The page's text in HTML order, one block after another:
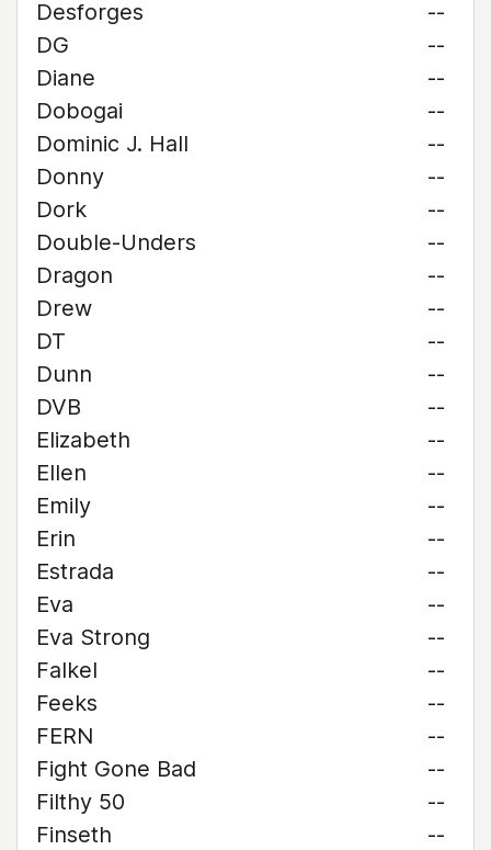
Desforges
--
DG
--
Diane
--
Dobogai
--
Dominic J. Hall
--
Donny
--
Dork
--
Double-Unders
--
Dragon
--
Drew
--
DT
--
Dunn
--
DVB
--
Elizabeth
--
Ellen
--
Emily
--
Erin
--
Estrada
--
Eva
--
Eva Strong
--
Falkel
--
Feeks
--
FERN
--
Fight Gone Bad
--
Filthy 50
--
Finseth
--